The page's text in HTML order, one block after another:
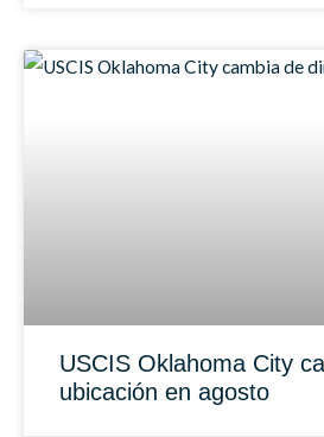
USCIS Oklahoma City
ubicación en agosto